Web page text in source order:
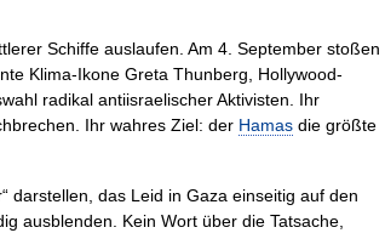
Schiffe auslaufen. Am 4. September stoßen
Klima-Ikone Greta Thunberg, Hollywood-
radikal antiisraelischer Aktivisten. Ihr
Ihr wahres Ziel: der Hamas die größte
darstellen, das Leid in Gaza einseitig auf den
ausblenden. Kein Wort über die Tatsache,